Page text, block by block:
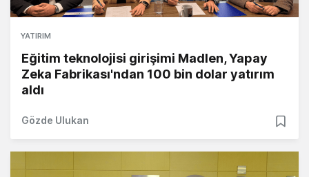
YATIRIM
Eğitim teknolojisi girişimi Madlen, Yapay
Zeka Fabrikası'ndan 100 bin dolar yatırım
aldı
Gözde Ulukan